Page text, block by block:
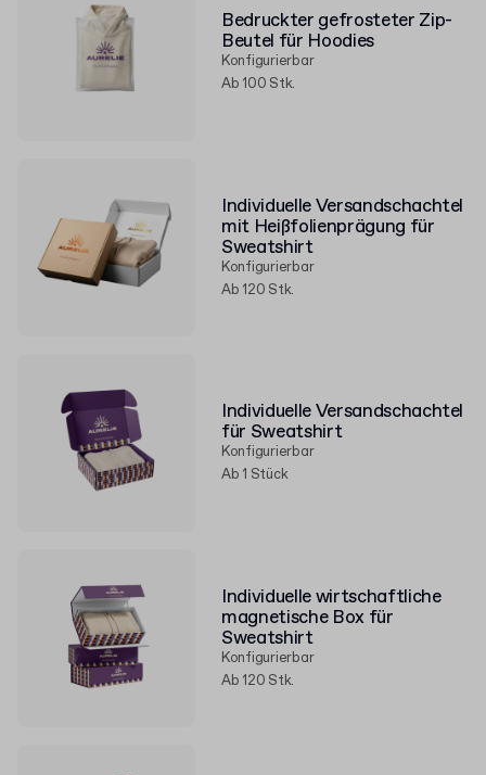
Bedruckter gefrosteter Zip-
Beutel für Hoodies
Konfigurierbar
Ab 100 Stk.
Individuelle Versandschachtel
mit Heißfolienprägung für
Sweatshirt
Konfigurierbar
Ab 120 Stk.
Individuelle Versandschachtel
für Sweatshirt
Konfigurierbar
Ab 1 Stück
Individuelle wirtschaftliche
magnetische Box für
Sweatshirt
Konfigurierbar
Ab 120 Stk.